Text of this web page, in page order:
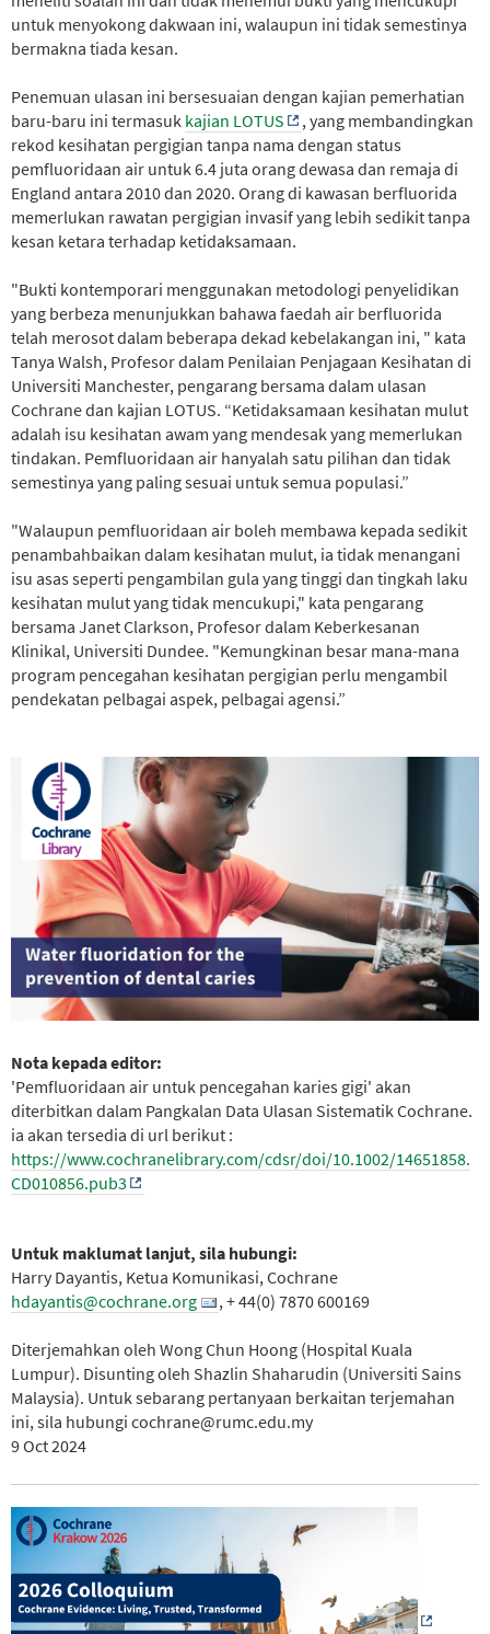
untuk menyokong dakwaan ini, walaupun ini tidak semestinya
bermakna tiada kesan.
Penemuan ulasan ini bersesuaian dengan kajian pemerhatian
baru-baru ini termasuk kajian LOTUS
, yang membandingkan
rekod kesihatan pergigian tanpa nama dengan status
pemfluoridaan air untuk 6.4 juta orang dewasa dan remaja di
England antara 2010 dan 2020. Orang di kawasan berfluorida
memerlukan rawatan pergigian invasif yang lebih sedikit tanpa
kesan ketara terhadap ketidaksamaan.
"Bukti kontemporari menggunakan metodologi penyelidikan
yang berbeza menunjukkan bahawa faedah air berfluorida
telah merosot dalam beberapa dekad kebelakangan ini, " kata
Tanya Walsh, Profesor dalam Penilaian Penjagaan Kesihatan di
Universiti Manchester, pengarang bersama dalam ulasan
Cochrane dan kajian LOTUS. “Ketidaksamaan kesihatan mulut
adalah isu kesihatan awam yang mendesak yang memerlukan
tindakan. Pemfluoridaan air hanyalah satu pilihan dan tidak
semestinya yang paling sesuai untuk semua populasi.”
"Walaupun pemfluoridaan air boleh membawa kepada sedikit
penambahbaikan dalam kesihatan mulut, ia tidak menangani
isu asas seperti pengambilan gula yang tinggi dan tingkah laku
kesihatan mulut yang tidak mencukupi," kata pengarang
bersama Janet Clarkson, Profesor dalam Keberkesanan
Klinikal, Universiti Dundee. "Kemungkinan besar mana-mana
program pencegahan kesihatan pergigian perlu mengambil
pendekatan pelbagai aspek, pelbagai agensi.”
Nota kepada editor:
'Pemfluoridaan air untuk pencegahan karies gigi' akan
diterbitkan dalam Pangkalan Data Ulasan Sistematik Cochrane.
ia akan tersedia di url berikut :
https://www.cochranelibrary.com/cdsr/doi/10.1002/14651858.
CD010856.pub3
Untuk maklumat lanjut, sila hubungi:
Harry Dayantis, Ketua Komunikasi, Cochrane
hdayantis@cochrane.org
, + 44(0) 7870 600169
Diterjemahkan oleh Wong Chun Hoong (Hospital Kuala
Lumpur). Disunting oleh Shazlin Shaharudin (Universiti Sains
Malaysia). Untuk sebarang pertanyaan berkaitan terjemahan
ini, sila hubungi cochrane@rumc.edu.my
9 Oct 2024